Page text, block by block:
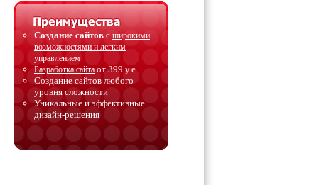
Создание сайтов с широкими
возможностями и легким
управлением
Разработка сайтаот 399 у.е.
Создание сайтов любого
уровня сложности
Уникальные и эффективные
дизайн-решения